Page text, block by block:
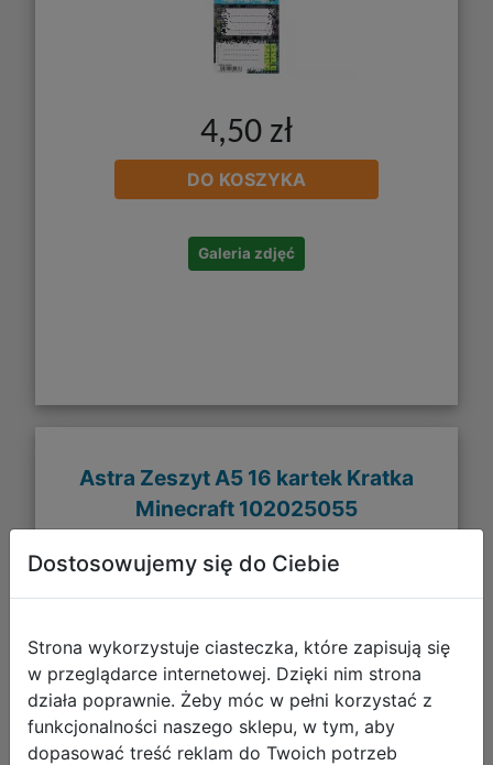
4,50 zł
DO KOSZYKA
Galeria zdjęć
Astra Zeszyt A5 16 kartek Kratka
Minecraft 102025055
Dostosowujemy się do Ciebie
Strona wykorzystuje ciasteczka, które zapisują się
w przeglądarce internetowej. Dzięki nim strona
działa poprawnie. Żeby móc w pełni korzystać z
funkcjonalności naszego sklepu, w tym, aby
dopasować treść reklam do Twoich potrzeb